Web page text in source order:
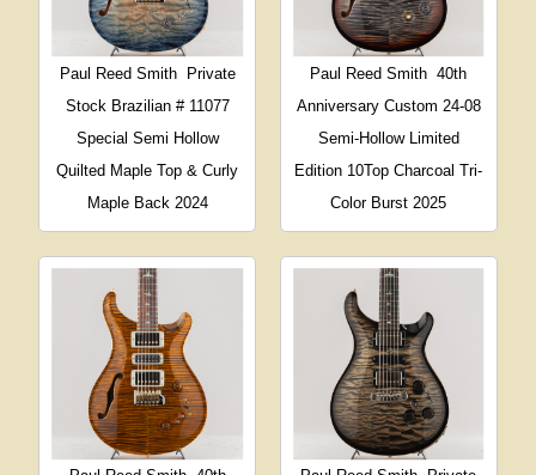
Paul Reed Smith
Private
Stock Brazilian # 11077
Special Semi Hollow
Quilted Maple Top & Curly
Maple Back 2024
Paul Reed Smith 40th
Anniversary Custom 24-08
Semi-Hollow Limited
Edition 10Top Charcoal Tri-
Color Burst 2025